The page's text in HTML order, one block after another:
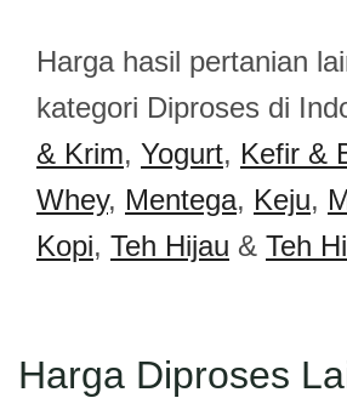
Harga hasil pertanian
kategori Diproses di
& Krim, Yogurt, Kefir &
Whey, Mentega, Keju,
Kopi, Teh Hijau & Teh
Harga Diproses